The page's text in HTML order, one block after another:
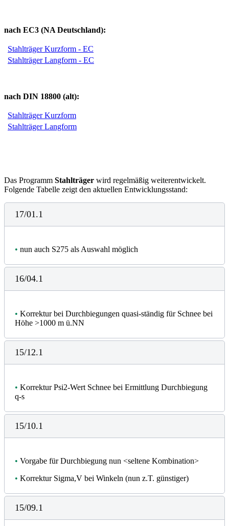
nach EC3 (NA Deutschland):
Stahlträger Kurzform - EC
Stahlträger Langform - EC
nach DIN 18800 (alt):
Stahlträger Kurzform
Stahlträger Langform
Das Programm Stahlträger wird regelmäßig weiterentwickelt.
Folgende Tabelle zeigt den aktuellen Entwicklungsstand:
17/01.1
• nun auch S275 als Auswahl möglich
16/04.1
• Korrektur bei Durchbiegungen quasi-ständig für Schnee bei
Höhe >1000 m ü.NN
15/12.1
• Korrektur Psi2-Wert Schnee bei Ermittlung Durchbiegung
q-s
15/10.1
• Vorgabe für Durchbiegung nun <seltene Kombination>
• Korrektur Sigma,V bei Winkeln (nun z.T. günstiger)
15/09.1